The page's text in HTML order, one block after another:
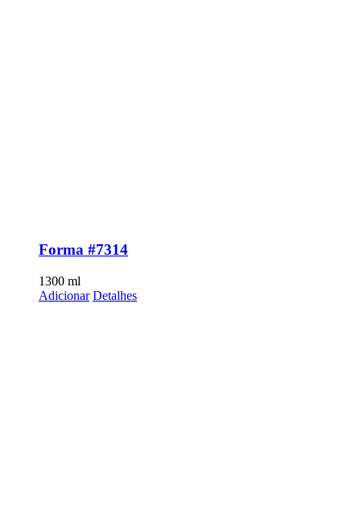
Forma #7314
1300 ml
Adicionar Detalhes